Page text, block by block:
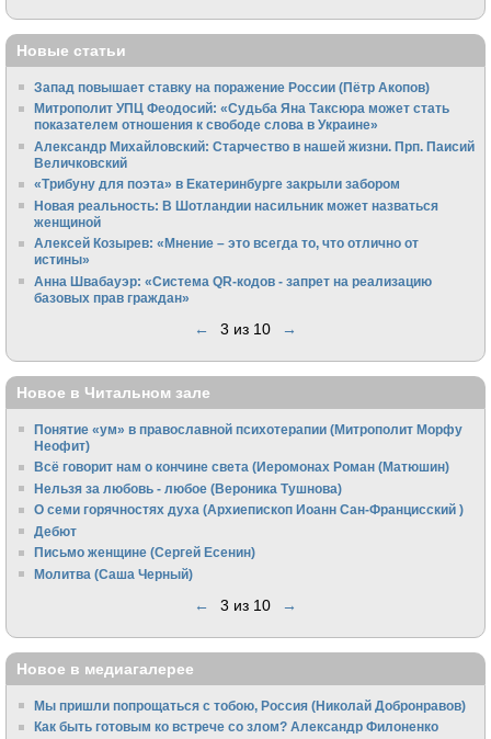
Новые статьи
Запад повышает ставку на поражение России (Пётр Акопов)
Митрополит УПЦ Феодосий: «Судьба Яна Таксюра может стать
показателем отношения к свободе слова в Украине»
Алек­сандр Михайловский: Старчество в нашей жизни. Прп. Паисий
Величковский
«Трибуну для поэта» в Екатеринбурге закрыли забором
Новая реальность: В Шотландии насильник может назваться
женщиной
Алексей Козырев: «Мнение – это всегда то, что отлично от
истины»
Анна Швабауэр: «Система QR-кодов - запрет на реализацию
базовых прав граждан»
← 3 из 10 →
Новое в Читальном зале
Понятие «ум» в православной психотерапии (Митрополит Морфу
Неофит)
Всё говорит нам о кончине света (Иеромонах Роман (Матюшин)
Нельзя за любовь - любое (Вероника Тушнова)
О семи горячностях духа (Архиепископ Иоанн Сан-Францисский )
Дебют
Письмо женщине (Сергей Есенин)
Молитва (Саша Черный)
← 3 из 10 →
Новое в медиагалерее
Мы пришли попрощаться с тобою, Россия (Николай Добронравов)
Как быть готовым ко встрече со злом? Александр Филоненко